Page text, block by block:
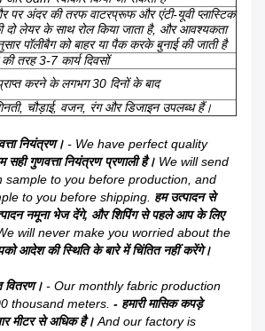
पर अंदर की तरफ वाटरप्रूफ और एंटी-यूवी प्लास्टिक
दो लेयर के साथ रोल किया जाता है, और आवश्यकता
पॉलीबैग को बाहर या पैक करके बुनाई की जाती है
तरह 3-7 कार्य दिवसों
करने के लगभग 30 दिनों के बाद
चौड़ाई, वजन, रंग और डिजाइन उपलब्ध हैं।
नियंत्रण। - We have perfect quality
सही गुणवत्ता नियंत्रण प्रणाली है। We will send
sample to you before production, and
to you before shipping. हम उत्पादन से
नमूना भेज देंगे, और शिपिंग से पहले आप के लिए
will never make you worried about the
आदेश की स्थिति के बारे में चिंतित नहीं करेंगे।
वितरण। - Our monthly fabric production
thousand meters. - हमारी मासिक कपड़े
मीटर से अधिक है। And our factory is